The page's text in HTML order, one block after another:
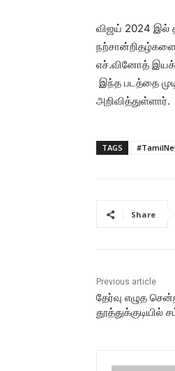
விஜய் 2024 இல்
எச்.வினோத்
இந்த படத்தை
அறிவித்துள்ளார்.
TAGS
Share
Previous article
தேர்வு எழுத
தூத்துக்குடியில்